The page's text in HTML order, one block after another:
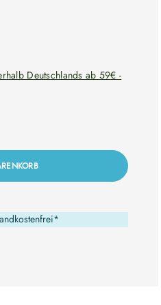
Deutschlands ab 59€ -
Wert ein oder